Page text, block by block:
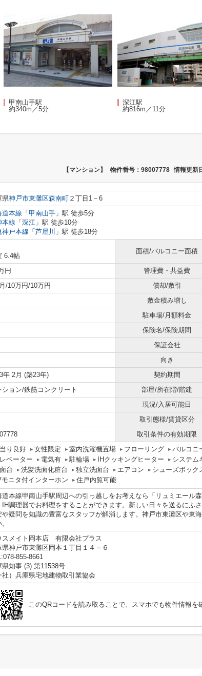
甲南山手駅
約340m／5分
深江駅
約816m／11分
【マンション】 物件番号：98007778 情報更新
県神戸市東灘区森南町 ２丁目1－6
道本線 「 甲南山手 」駅 徒歩5分
本線 「 深江 」駅 徒歩10分
神戸本線 「 芦屋川 」駅 徒歩18分
6.4帖
面積/バルコニー面積
円 管理費・共益費
/10万円/10万円
償却/敷引
敷金積み増し
駐車場/月額料金
保険名/保険期間
保証会社
向き
年 2月 (築23年)
契約期間
ション/鉄筋コンクリート
部屋/所在階/階建
現況/入居可能日
取引態様/賃貸区分
取引条件の有効期限
り良好
女性限定 室内洗濯機置場 フローリング バルコニ
ベーター
電気有 駐輪場 IHクッキングヒーター システム
台
洗髪洗面化粧台 独立洗面台 エアコン シューズボック
モニタ付インターホン
住戸内覧可能
道本線甲南山手駅周辺への引っ越しをお考えなら「リュミエール
IH調理器でお料理をすることができます。新しい日々を送るにふ
や疑問を知識の豊富なスタッフが解消します。神戸市東灘区や東
スメイト岡本店 有限会社プラス
県神戸市東灘区岡本１丁目１４－６
855-8661
県知事 (3) 第11538号
社）兵庫県宅地建物取引業協会
このQRコードを読み取ることで、スマホでも物件情報を